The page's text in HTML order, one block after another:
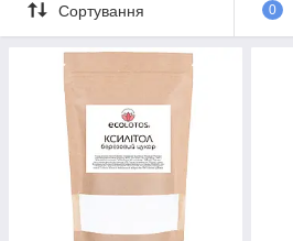
Сортування 0